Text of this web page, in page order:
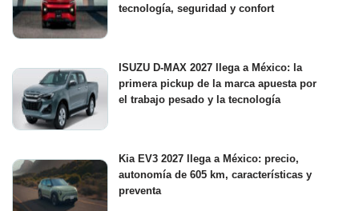
tecnología, seguridad y confort
ISUZU D-MAX 2027 llega a México: la
primera pickup de la marca apuesta por
el trabajo pesado y la tecnología
Kia EV3 2027 llega a México: precio,
autonomía de 605 km, características y
preventa